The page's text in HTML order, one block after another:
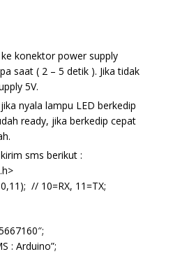
konektor power supply
saat ( 2 – 5 detik ). Jika tidak
5V.
nyala lampu LED berkedip
ready, jika berkedip cepat
sms berikut :
// 10=RX, 11=TX;
: Arduino”;